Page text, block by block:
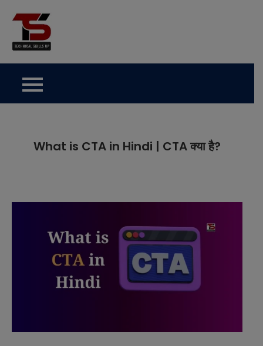
content
What is CTA in Hindi | CTA क्या है?